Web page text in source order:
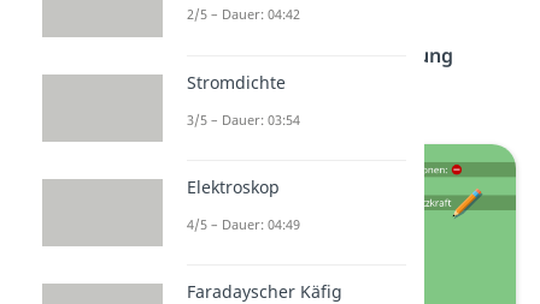
wodurch dort ein starker
y-Richtung
entsteht.
2/5 – Dauer: 04:42
Stromdichte
3/5 – Dauer: 03:54
Elektroskop
4/5 – Dauer: 04:49
Faradayscher Käfig